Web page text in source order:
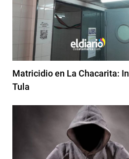
Matricidio en La Chacarita:
Tula